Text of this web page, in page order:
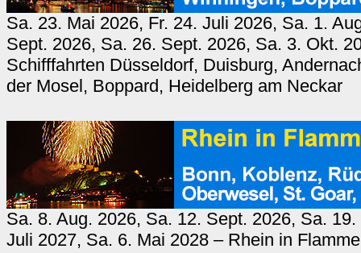
Sa. 23. Mai 2026, Fr. 24. Juli 2026, Sa. 1.
Sept. 2026, Sa. 26. Sept. 2026, Sa. 3. Okt.
Schifffahrten Düsseldorf, Duisburg,
der Mosel, Boppard, Heidelberg am Neckar
Sa. 8. Aug. 2026, Sa. 12. Sept. 2026, Sa.
Juli 2027, Sa. 6. Mai 2028 – Rhein in